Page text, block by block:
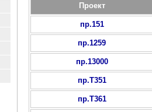
Проект
пр.151
пр.1259
пр.13000
пр.Т351
пр.Т361